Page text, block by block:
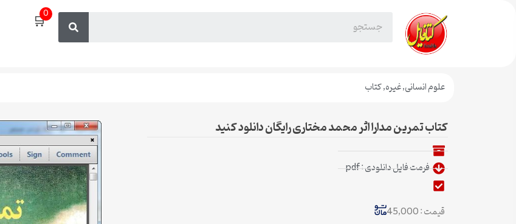
🛒0
علوم انسانی,غیره,کتاب
کتاب تمرین مدارا اثر محمد مختاری رایگان دانلود کنید
فرمت فایل دانلودی : pdf
قیمت : 45,000